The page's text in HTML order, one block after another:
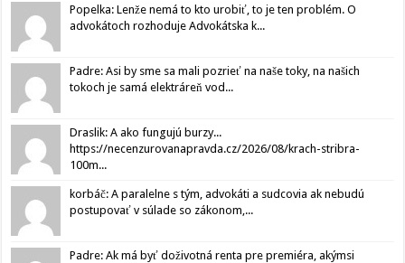
Popelka: Lenže nemá to kto urobiť, to je ten problém. O
advokátoch rozhoduje Advokátska k...
Padre: Asi by sme sa mali pozrieť na naše toky, na našich
tokoch je samá elektráreň vod...
Draslik: A ako fungujú burzy...
https://necenzurovanapravda.cz/2026/08/krach-stribra-
100m...
korbáč: A paralelne s tým, advokáti a sudcovia ak nebudú
postupovať v súlade so zákonom,...
Padre: Ak má byť doživotná renta pre premiéra, akýmsi